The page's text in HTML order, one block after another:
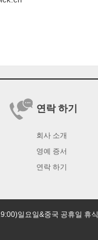
연락 하기
회사 소개
영예 증서
연락 하기
요일&중국 공휴일 휴식